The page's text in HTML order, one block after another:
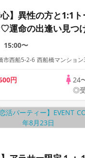
心】異性の方と1:1ト
運命の出逢い見つ
換》
15:00〜
市西船5-2-6 西船橋マンション
円
24
◎